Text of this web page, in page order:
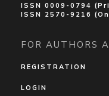
ISSN 0009-0794
ISSN 2570-9216
FOR AUTHORS
REGISTRATION
LOGIN